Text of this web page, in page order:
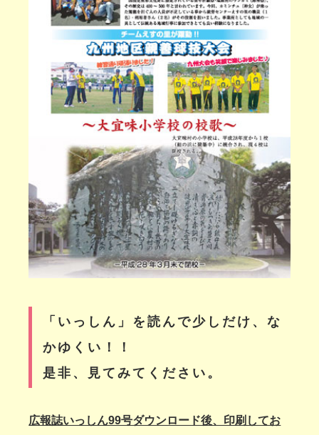
「いっしん」を読んで少しだけ、な
かゆくい！！
是非、見てみてください。
広報誌いっしん99号ダウンロード後、印刷してお